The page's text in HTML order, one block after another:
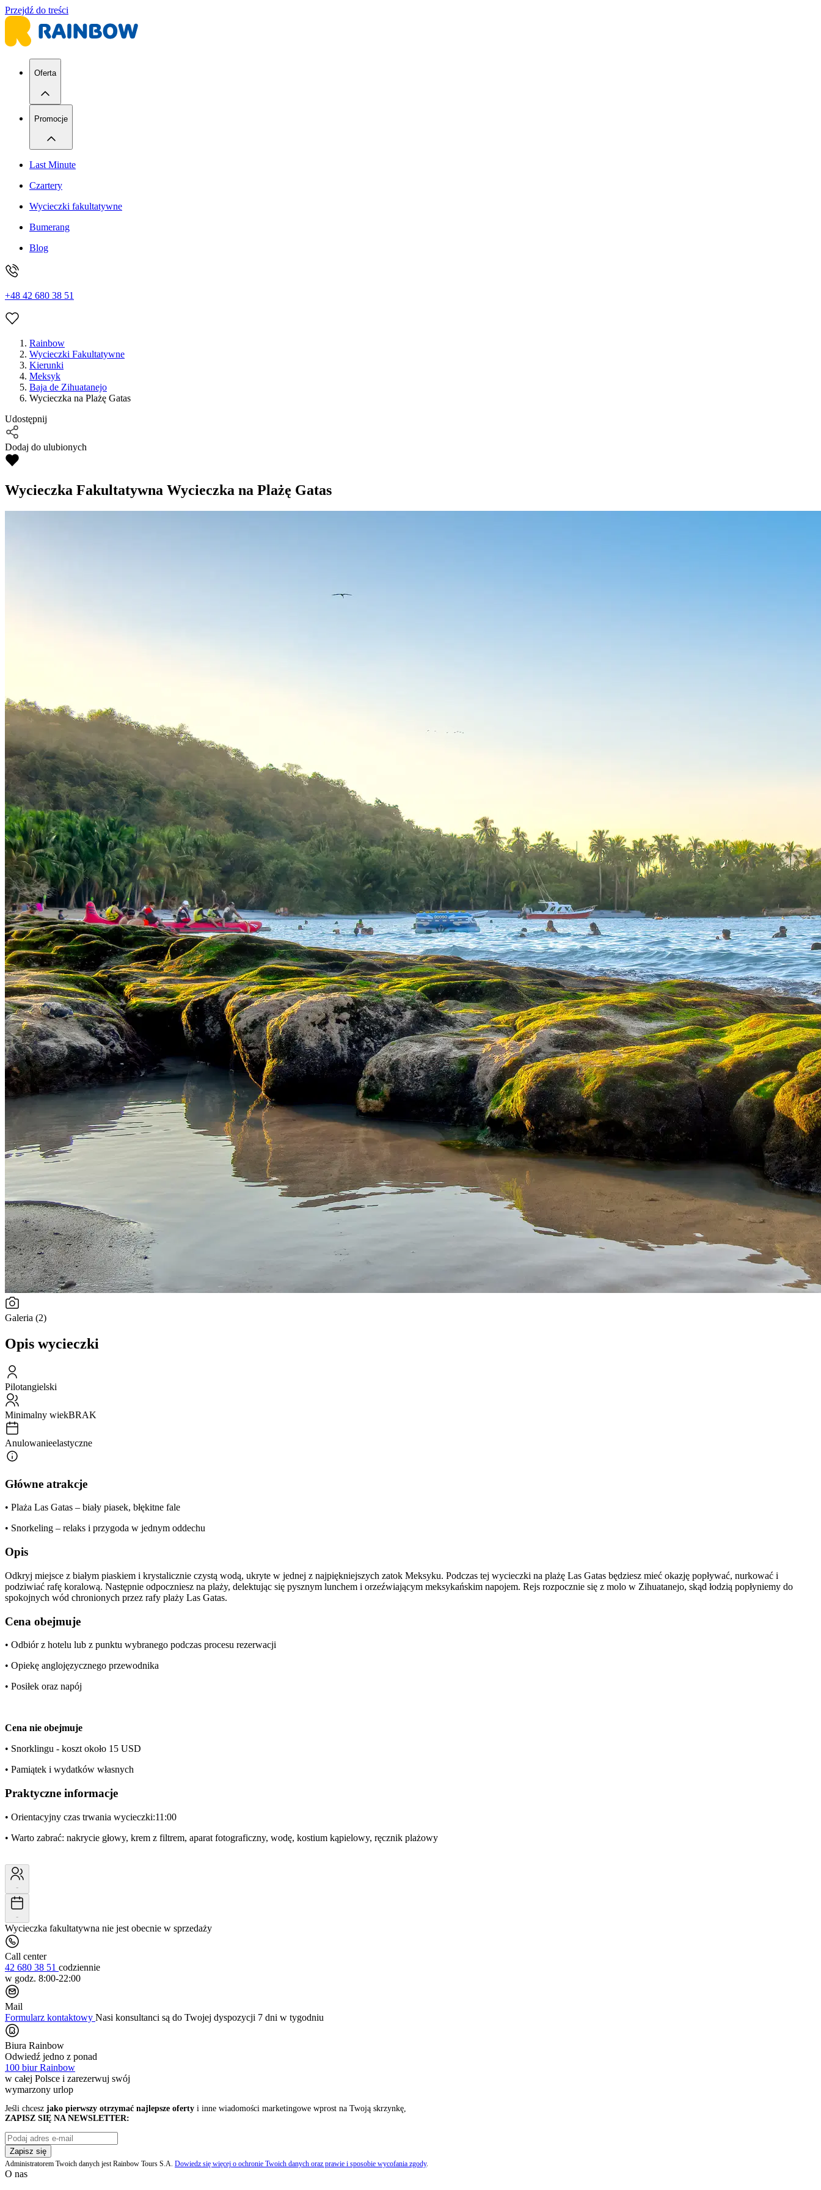
Przejdź do treści
Oferta
Promocje
Last Minute
Czartery
Wycieczki fakultatywne
Bumerang
Blog
+48 42 680 38 51
Rainbow
Wycieczki Fakultatywne
Kierunki
Meksyk
Baja de Zihuatanejo
Wycieczka na Plażę Gatas
Udostępnij
Dodaj do ulubionych
Wycieczka Fakultatywna Wycieczka na Plażę Gatas
Galeria (2)
Opis wycieczki
Pilotangielski
Minimalny wiekBRAK
Anulowanieelastyczne
Główne atrakcje
• Plaża Las Gatas – biały piasek, błękitne fale
• Snorkeling – relaks i przygoda w jednym oddechu
Opis
Odkryj miejsce z białym piaskiem i krystalicznie czystą wodą, ukryte w jednej z najpiękniejszych zatok Meksyku. Podczas tej wycieczki na plażę Las Gatas będziesz mieć okazję popływać, nurkować i
podziwiać rafę koralową. Następnie odpoczniesz na plaży, delektując się pysznym lunchem i orzeźwiającym meksykańskim napojem. Rejs rozpocznie się z molo w Zihuatanejo, skąd łodzią popłyniemy do
spokojnych wód chronionych przez rafy plaży Las Gatas.
Cena obejmuje
• Odbiór z hotelu lub z punktu wybranego podczas procesu rezerwacji
• Opiekę anglojęzycznego przewodnika
• Posiłek oraz napój
Cena nie obejmuje
• Snorklingu - koszt około 15 USD
• Pamiątek i wydatków własnych
Praktyczne informacje
• Orientacyjny czas trwania wycieczki:11:00
• Warto zabrać: nakrycie głowy, krem z filtrem, aparat fotograficzny, wodę, kostium kąpielowy, ręcznik plażowy
-
-
Wycieczka fakultatywna nie jest obecnie w sprzedaży
Call center
42 680 38 51 codziennie
w godz. 8:00-22:00
Mail
Formularz kontaktowy Nasi konsultanci są do Twojej dyspozycji 7 dni w tygodniu
Biura Rainbow
Odwiedź jedno z ponad
100 biur Rainbow
w całej Polsce i zarezerwuj swój
wymarzony urlop
Jeśli chcesz jako pierwszy otrzymać najlepsze oferty i inne wiadomości marketingowe wprost na Twoją skrzynkę,
ZAPISZ SIĘ NA NEWSLETTER:
Zapisz się
Administratorem Twoich danych jest Rainbow Tours S.A. Dowiedz się więcej o ochronie Twoich danych oraz prawie i sposobie wycofania zgody.
O nas